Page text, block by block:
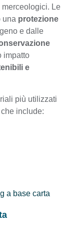
Le
una protezione
e dalle
impatto
e
più utilizzati
include: